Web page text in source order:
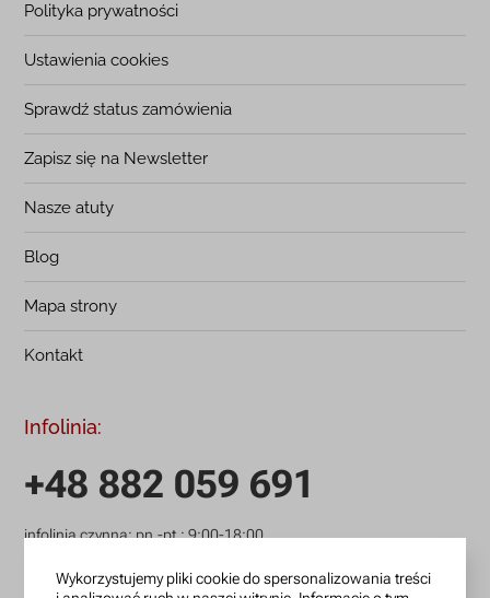
Polityka prywatności
Ustawienia cookies
Sprawdź status zamówienia
Zapisz się na Newsletter
Nasze atuty
Blog
Mapa strony
Kontakt
Infolinia:
+48 882 059 691
infolinia czynna: pn.-pt.: 9:00-18:00
zamowienia@lanotti.com
Wykorzystujemy pliki cookie do spersonalizowania treści